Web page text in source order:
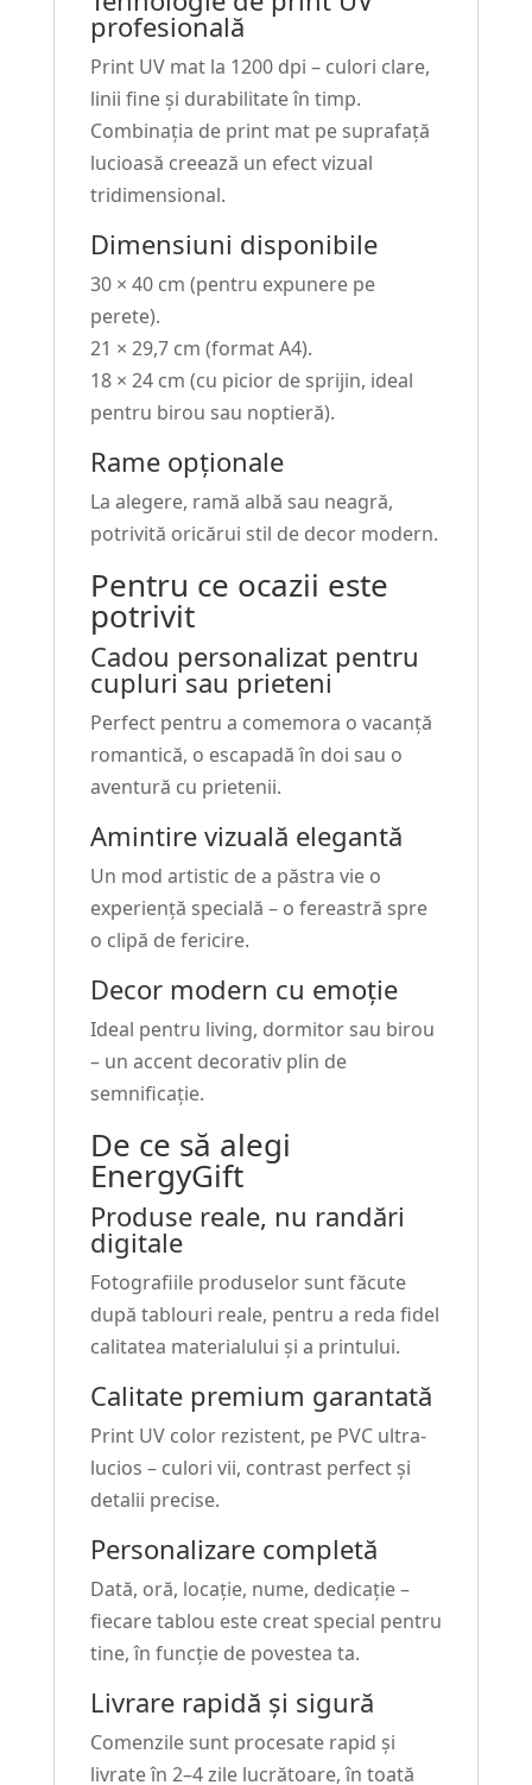
profesională
Print UV mat la 1200 dpi – culori clare,
linii fine și durabilitate în timp.
Combinația de print mat pe suprafață
lucioasă creează un efect vizual
tridimensional.
Dimensiuni disponibile
30 × 40 cm (pentru expunere pe
perete).
21 × 29,7 cm (format A4).
18 × 24 cm (cu picior de sprijin, ideal
pentru birou sau noptieră).
Rame opționale
La alegere, ramă albă sau neagră,
potrivită oricărui stil de decor modern.
Pentru ce ocazii este
potrivit
Cadou personalizat pentru
cupluri sau prieteni
Perfect pentru a comemora o vacanță
romantică, o escapadă în doi sau o
aventură cu prietenii.
Amintire vizuală elegantă
Un mod artistic de a păstra vie o
experiență specială – o fereastră spre
o clipă de fericire.
Decor modern cu emoție
Ideal pentru living, dormitor sau birou
– un accent decorativ plin de
semnificație.
De ce să alegi
EnergyGift
Produse reale, nu randări
digitale
Fotografiile produselor sunt făcute
după tablouri reale, pentru a reda fidel
calitatea materialului și a printului.
Calitate premium garantată
Print UV color rezistent, pe PVC ultra-
lucios – culori vii, contrast perfect și
detalii precise.
Personalizare completă
Dată, oră, locație, nume, dedicație –
fiecare tablou este creat special pentru
tine, în funcție de povestea ta.
Livrare rapidă și sigură
Comenzile sunt procesate rapid și
livrate în 2–4 zile lucrătoare, în toată